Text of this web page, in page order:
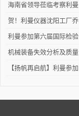
利曼进行培训
海南省领导莅临考察利曼
仪器沈阳工厂
贺！利曼仪器沈阳工厂乔
迁新址
利曼参加第六届国际检验
检测技术与装备博览会
机械装备失效分析及质量
改进技术交流会在陕举办
【扬帆再启航】利曼参加
展